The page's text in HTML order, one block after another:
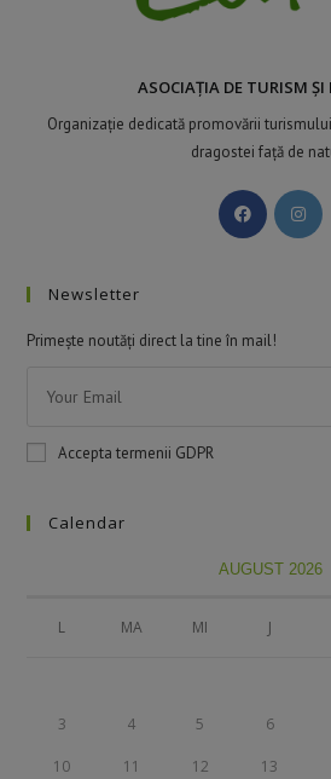
ASOCIAȚIA DE TURISM ȘI
Organizație dedicată promovării
dragostei față de
Newsletter
Primește noutăți direct la tine în mail!
Accepta termenii GDPR
Calendar
AUGUST 2026
L MA MI J
3 4 5 6
10 11 12 13